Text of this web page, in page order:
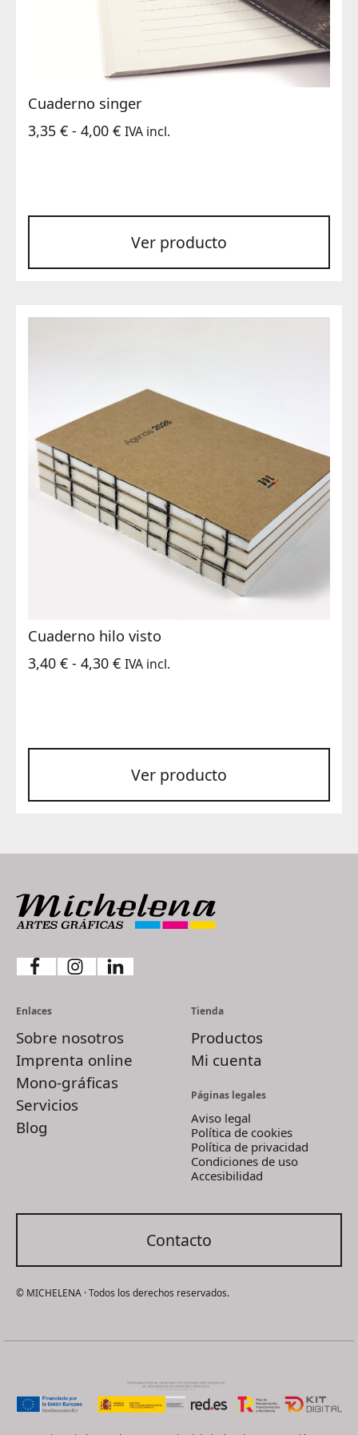
Cuaderno singer
3,35 € - 4,00 €Rango
hasta
4,00 €
IVA incl.
Ver producto
Cuaderno hilo visto
3,40 € - 4,30 €Rango
hasta
4,30 €
IVA incl.
Ver producto
Enlaces
Sobre nosotros
Imprenta online
Mono-gráficas
Servicios
Blog
Tienda
Productos
Mi cuenta
Páginas legales
Aviso legal
Política de cookies
Política de privacidad
Condiciones de uso
Accesibilidad
Contacto
© MICHELENA · Todos los derechos reservados.